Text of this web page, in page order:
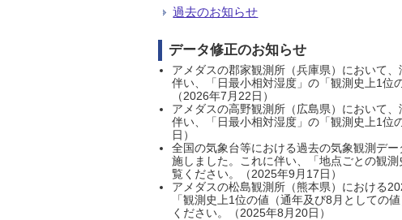
過去のお知らせ
データ修正のお知らせ
アメダスの郡家観測所（兵庫県）において
伴い、「日最小相対湿度」の「観測史上1位
（2026年7月22日）
アメダスの高野観測所（広島県）において
伴い、「日最小相対湿度」の「観測史上1位
日）
全国の気象台等における過去の気象観測デ
施しました。これに伴い、「地点ごとの観
覧ください。（2025年9月17日）
アメダスの松島観測所（熊本県）における
「観測史上1位の値（通年及び8月としての
ください。（2025年8月20日）